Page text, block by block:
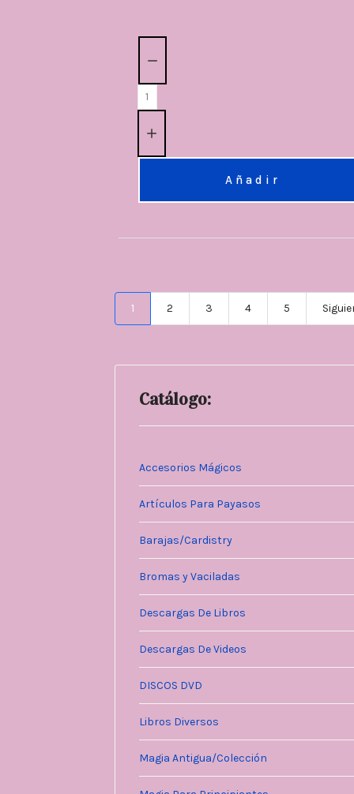
Añadir
1 2 3 4 5
Catálogo:
Accesorios Mágicos
Artículos Para Payasos
Barajas/Cardistry
Bromas y Vaciladas
Descargas De Libros
Descargas De Videos
DISCOS DVD
Libros Diversos
Magia Antigua/Colección